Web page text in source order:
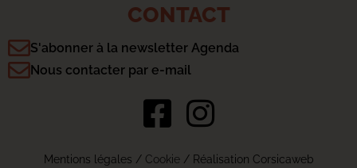
CONTACT
S'abonner à la newsletter Agenda
Nous contacter par e-mail
Mentions légales / Cookie/ Réalisation Corsicaweb